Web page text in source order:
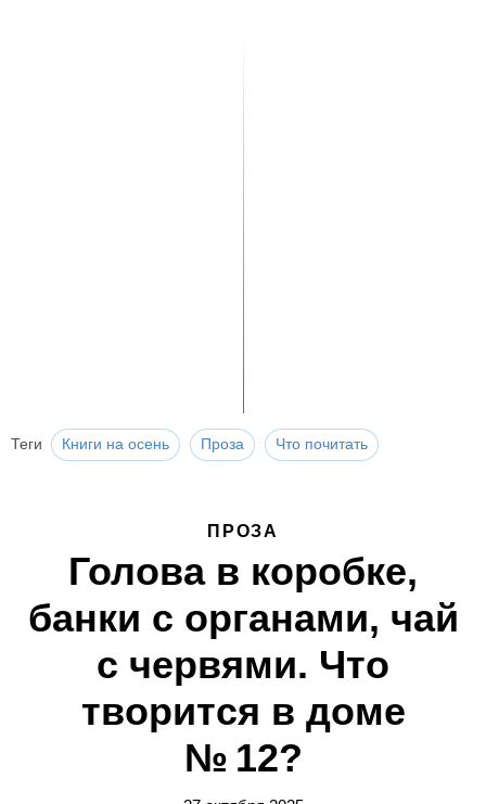
Теги Книги на осень Проза Что почитать
ПРОЗА
Голова в коробке,
банки с органами, чай
с червями. Что
творится в доме
№ 12?